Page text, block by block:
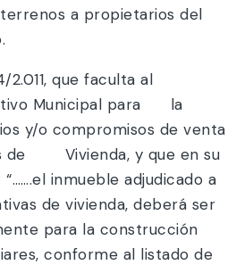
terrenos a propietarios del
2.011, que faculta al
Municipal para la
y/o compromisos de venta
de Vivienda, y que en su
“…….el inmueble adjudicado a
de vivienda, deberá ser
para la construcción
conforme al listado de